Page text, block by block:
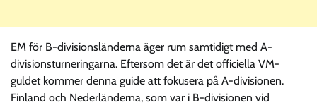
EM för B-divisionsländerna äger rum samtidigt med A-
divisionsturneringarna. Eftersom det är det officiella VM-
guldet kommer denna guide att fokusera på A-divisionen.
Finland och Nederländerna, som var i B-divisionen vid